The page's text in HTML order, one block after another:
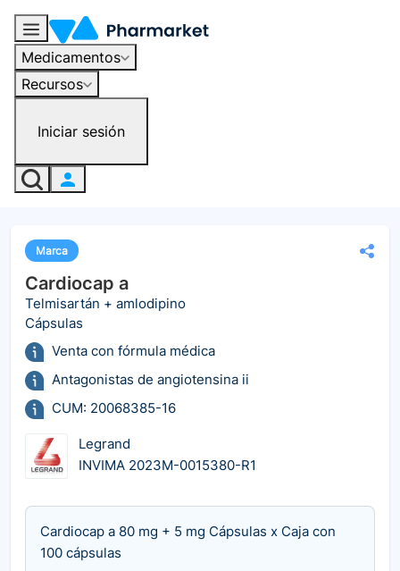
Medicamentos
Recursos
Iniciar sesión
Marca
Cardiocap a
Telmisartán + amlodipino
Cápsulas
Venta con fórmula médica
Antagonistas de angiotensina ii
CUM: 20068385-16
Legrand
INVIMA 2023M-0015380-R1
Cardiocap a 80 mg + 5 mg Cápsulas x Caja con
100 cápsulas